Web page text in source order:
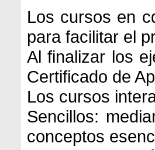
Los cursos en
para facilitar el
Al finalizar los
Certificado de
Los cursos
Sencillos:
conceptos